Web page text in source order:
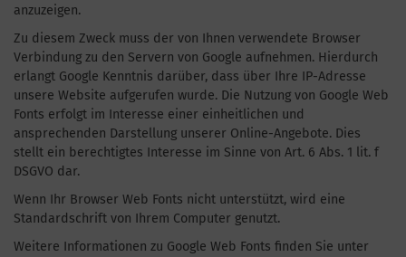
anzuzeigen.
Zu diesem Zweck muss der von Ihnen verwendete Browser
Verbindung zu den Servern von Google aufnehmen. Hierdurch
erlangt Google Kenntnis darüber, dass über Ihre IP-Adresse
unsere Website aufgerufen wurde. Die Nutzung von Google Web
Fonts erfolgt im Interesse einer einheitlichen und
ansprechenden Darstellung unserer Online-Angebote. Dies
stellt ein berechtigtes Interesse im Sinne von Art. 6 Abs. 1 lit. f
DSGVO dar.
Wenn Ihr Browser Web Fonts nicht unterstützt, wird eine
Standardschrift von Ihrem Computer genutzt.
Weitere Informationen zu Google Web Fonts finden Sie unter